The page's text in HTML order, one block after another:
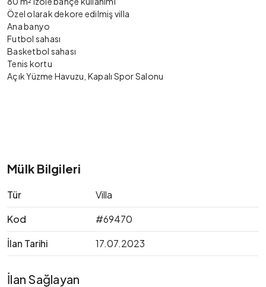
Özel olarak dekore edilmiş villa
Ana banyo
Futbol sahası
Basketbol sahası
Tenis kortu
Açık Yüzme Havuzu, Kapalı Spor Salonu
Mülk Bilgileri
Tür
Villa
Kod
#69470
İlan Tarihi
17.07.2023
İlan Sağlayan